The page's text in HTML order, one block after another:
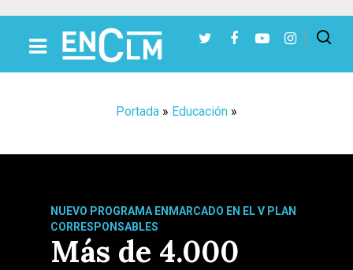
Portada » Educación »
NUEVO PROGRAMA ENMARCADO EN EL V PLAN
CORRESPONSABLES
Más de 4.000